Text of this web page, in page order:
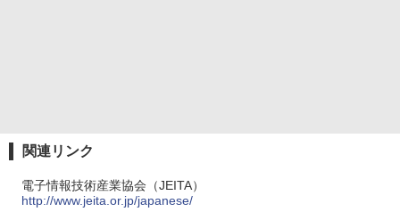
関連リンク
電子情報技術産業協会（JEITA）
http://www.jeita.or.jp/japanese/